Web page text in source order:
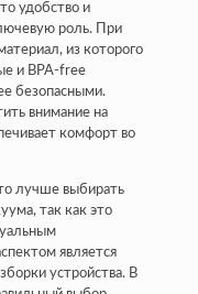
удобство и
роль. При
из которого
и BPA-free
безопасными.
внимание на
комфорт во
лучше выбирать
так как это
является
устройства. В